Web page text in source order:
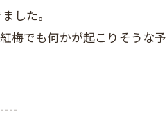
した。
梅でも何かが起こりそうな予